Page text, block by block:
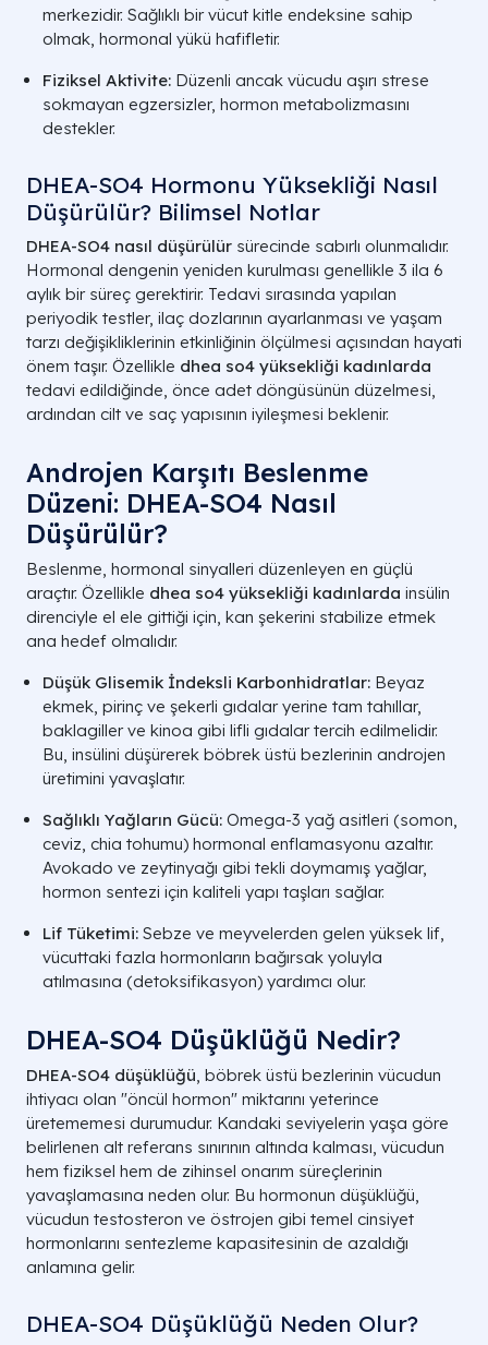
merkezidir. Sağlıklı bir vücut kitle endeksine sahip
olmak, hormonal yükü hafifletir.
Fiziksel Aktivite: Düzenli ancak vücudu aşırı strese
sokmayan egzersizler, hormon metabolizmasını
destekler.
DHEA-SO4 Hormonu Yüksekliği Nasıl
Düşürülür? Bilimsel Notlar
DHEA-SO4 nasıl düşürülür sürecinde sabırlı olunmalıdır.
Hormonal dengenin yeniden kurulması genellikle 3 ila 6
aylık bir süreç gerektirir. Tedavi sırasında yapılan
periyodik testler, ilaç dozlarının ayarlanması ve yaşam
tarzı değişikliklerinin etkinliğinin ölçülmesi açısından hayati
önem taşır. Özellikle dhea so4 yüksekliği kadınlarda
tedavi edildiğinde, önce adet döngüsünün düzelmesi,
ardından cilt ve saç yapısının iyileşmesi beklenir.
Androjen Karşıtı Beslenme
Düzeni: DHEA-SO4 Nasıl
Düşürülür?
Beslenme, hormonal sinyalleri düzenleyen en güçlü
araçtır. Özellikle dhea so4 yüksekliği kadınlarda insülin
direnciyle el ele gittiği için, kan şekerini stabilize etmek
ana hedef olmalıdır.
Düşük Glisemik İndeksli Karbonhidratlar: Beyaz
ekmek, pirinç ve şekerli gıdalar yerine tam tahıllar,
baklagiller ve kinoa gibi lifli gıdalar tercih edilmelidir.
Bu, insülini düşürerek böbrek üstü bezlerinin androjen
üretimini yavaşlatır.
Sağlıklı Yağların Gücü: Omega-3 yağ asitleri (somon,
ceviz, chia tohumu) hormonal enflamasyonu azaltır.
Avokado ve zeytinyağı gibi tekli doymamış yağlar,
hormon sentezi için kaliteli yapı taşları sağlar.
Lif Tüketimi: Sebze ve meyvelerden gelen yüksek lif,
vücuttaki fazla hormonların bağırsak yoluyla
atılmasına (detoksifikasyon) yardımcı olur.
DHEA-SO4 Düşüklüğü Nedir?
DHEA-SO4 düşüklüğü , böbrek üstü bezlerinin vücudun
ihtiyacı olan "öncül hormon" miktarını yeterince
üretememesi durumudur. Kandaki seviyelerin yaşa göre
belirlenen alt referans sınırının altında kalması, vücudun
hem fiziksel hem de zihinsel onarım süreçlerinin
yavaşlamasına neden olur. Bu hormonun düşüklüğü,
vücudun testosteron ve östrojen gibi temel cinsiyet
hormonlarını sentezleme kapasitesinin de azaldığı
anlamına gelir.
DHEA-SO4 Düşüklüğü Neden Olur?